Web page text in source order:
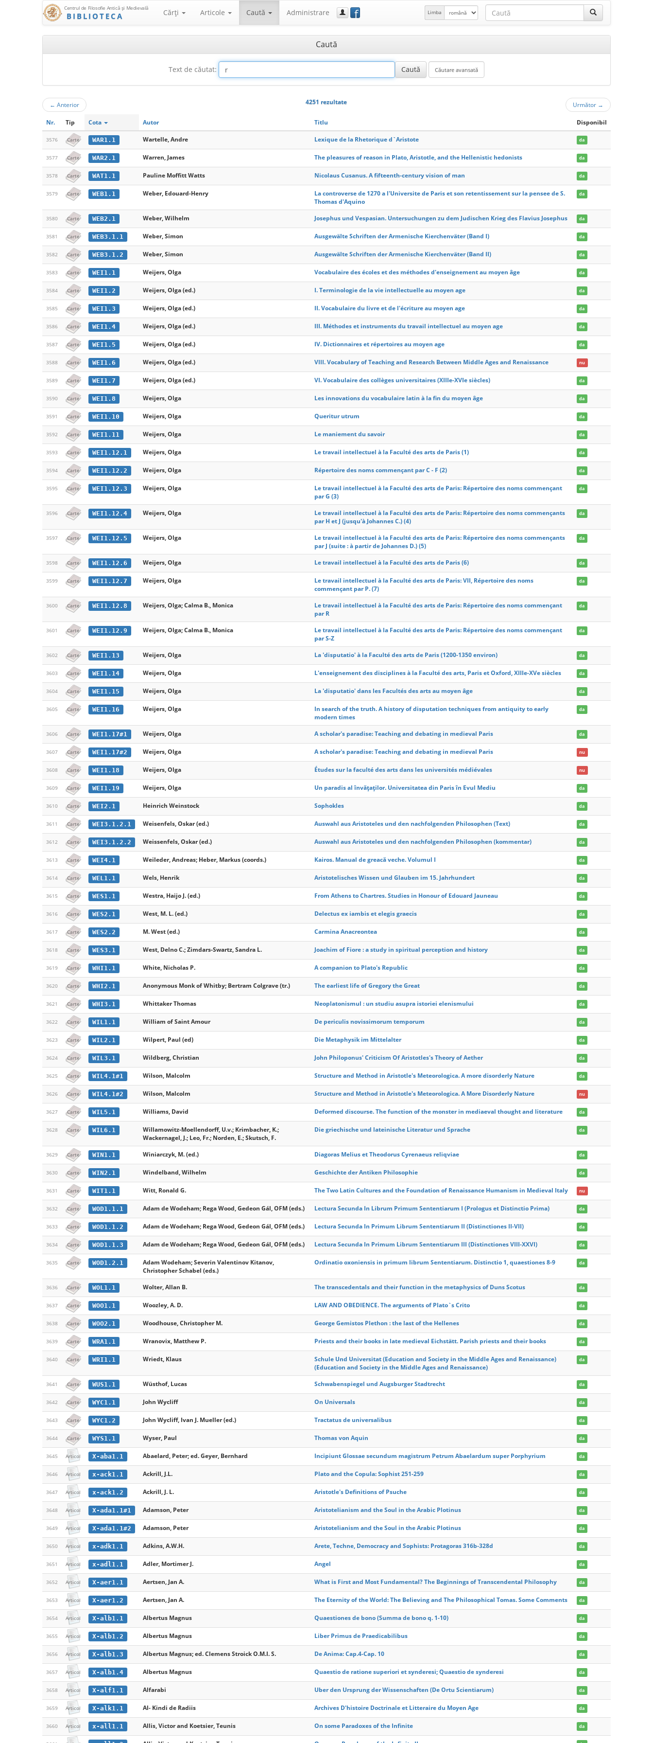
Centrul de Filosofie Antică şi Medievală
BIBLIOTECA Cărţi Articole Caută Administrare f Limba
Caută
Text de căutat:
← Anterior 4251 rezultate Următor →
Nr. Tip Cota Autor Titlu Disponibil
3576 Carte WAR1.1 Wartelle, Andre Lexique de la Rhetorique d`Aristote da
3577 Carte WAR2.1 Warren, James The pleasures of reason in Plato, Aristotle, and the Hellenistic hedonists da
3578 Carte WAT1.1 Pauline Moffitt Watts Nicolaus Cusanus. A fifteenth-century vision of man da
3579 Carte WEB1.1 Weber, Edouard-Henry
La controverse de 1270 a l'Universite de Paris et son retentissement sur la pensee de S.
Thomas d'Aquino
da
3580 Carte WEB2.1 Weber, Wilhelm Josephus und Vespasian. Untersuchungen zu dem Judischen Krieg des Flavius Josephus da
3581 Carte WEB3.1.1 Weber, Simon Ausgewälte Schriften der Armenische Kierchenväter (Band I) da
3582 Carte WEB3.1.2 Weber, Simon Ausgewälte Schriften der Armenische Kierchenväter (Band II) da
3583 Carte WEI1.1 Weijers, Olga Vocabulaire des écoles et des méthodes d'enseignement au moyen âge da
3584 Carte WEI1.2 Weijers, Olga (ed.) I. Terminologie de la vie intellectuelle au moyen age da
3585 Carte WEI1.3 Weijers, Olga (ed.) II. Vocabulaire du livre et de l'écriture au moyen age da
3586 Carte WEI1.4 Weijers, Olga (ed.) III. Méthodes et instruments du travail intellectuel au moyen age da
3587 Carte WEI1.5 Weijers, Olga (ed.) IV. Dictionnaires et répertoires au moyen age da
3588 Carte WEI1.6 Weijers, Olga (ed.) VIII. Vocabulary of Teaching and Research Between Middle Ages and Renaissance nu
3589 Carte WEI1.7 Weijers, Olga (ed.) VI. Vocabulaire des collèges universitaires (XIIIe-XVIe siècles) da
3590 Carte WEI1.8 Weijers, Olga Les innovations du vocabulaire latin à la fin du moyen âge da
3591 Carte WEI1.10 Weijers, Olga Queritur utrum da
3592 Carte WEI1.11 Weijers, Olga Le maniement du savoir da
3593 Carte WEI1.12.1 Weijers, Olga Le travail intellectuel à la Faculté des arts de Paris (1) da
3594 Carte WEI1.12.2 Weijers, Olga Répertoire des noms commençant par C - F (2) da
3595 Carte WEI1.12.3 Weijers, Olga
Le travail intellectuel à la Faculté des arts de Paris: Répertoire des noms commençant
par G (3)
da
3596 Carte WEI1.12.4 Weijers, Olga
Le travail intellectuel à la Faculté des arts de Paris: Répertoire des noms commençants
par H et J (jusqu'à Johannes C.) (4)
da
3597 Carte WEI1.12.5 Weijers, Olga
Le travail intellectuel à la Faculté des arts de Paris: Répertoire des noms commençants
par J (suite : à partir de Johannes D.) (5)
da
3598 Carte WEI1.12.6 Weijers, Olga Le travail intellectuel à la Faculté des arts de Paris (6) da
3599 Carte WEI1.12.7 Weijers, Olga
Le travail intellectuel à la Faculté des arts de Paris: VII, Répertoire des noms
commençant par P. (7)
da
3600 Carte WEI1.12.8 Weijers, Olga; Calma B., Monica
Le travail intellectuel à la Faculté des arts de Paris: Répertoire des noms commençant
par R
da
3601 Carte WEI1.12.9 Weijers, Olga; Calma B., Monica
Le travail intellectuel à la Faculté des arts de Paris: Répertoire des noms commençant
par S-Z
da
3602 Carte WEI1.13 Weijers, Olga La 'disputatio' à la Faculté des arts de Paris (1200-1350 environ) da
3603 Carte WEI1.14 Weijers, Olga L'enseignement des disciplines à la Faculté des arts, Paris et Oxford, XIIIe-XVe siècles da
3604 Carte WEI1.15 Weijers, Olga La 'disputatio' dans les Facultés des arts au moyen âge da
3605 Carte WEI1.16 Weijers, Olga
In search of the truth. A history of disputation techniques from antiquity to early
modern times
da
3606 Carte WEI1.17#1 Weijers, Olga A scholar's paradise: Teaching and debating in medieval Paris da
3607 Carte WEI1.17#2 Weijers, Olga A scholar's paradise: Teaching and debating in medieval Paris nu
3608 Carte WEI1.18 Weijers, Olga Études sur la faculté des arts dans les universités médiévales nu
3609 Carte WEI1.19 Weijers, Olga Un paradis al învățaților. Universitatea din Paris în Evul Mediu da
3610 Carte WEI2.1 Heinrich Weinstock Sophokles da
3611 Carte WEI3.1.2.1 Weisenfels, Oskar (ed.) Auswahl aus Aristoteles und den nachfolgenden Philosophen (Text) da
3612 Carte WEI3.1.2.2 Weissenfels, Oskar (ed.) Auswahl aus Aristoteles und den nachfolgenden Philosophen (kommentar) da
3613 Carte WEI4.1 Weileder, Andreas; Heber, Markus (coords.) Kairos. Manual de greacă veche. Volumul I da
3614 Carte WEL1.1 Wels, Henrik Aristotelisches Wissen und Glauben im 15. Jahrhundert da
3615 Carte WES1.1 Westra, Haijo J. (ed.) From Athens to Chartres. Studies in Honour of Edouard Jauneau da
3616 Carte WES2.1 West, M. L. (ed.) Delectus ex iambis et elegis graecis da
3617 Carte WES2.2 M. West (ed.) Carmina Anacreontea da
3618 Carte WES3.1 West, Delno C.; Zimdars-Swartz, Sandra L. Joachim of Fiore : a study in spiritual perception and history da
3619 Carte WHI1.1 White, Nicholas P. A companion to Plato's Republic da
3620 Carte WHI2.1 Anonymous Monk of Whitby; Bertram Colgrave (tr.) The earliest life of Gregory the Great da
3621 Carte WHI3.1 Whittaker Thomas Neoplatonismul : un studiu asupra istoriei elenismului da
3622 Carte WIL1.1 William of Saint Amour De periculis novissimorum temporum da
3623 Carte WIL2.1 Wilpert, Paul (ed) Die Metaphysik im Mittelalter da
3624 Carte WIL3.1 Wildberg, Christian John Philoponus' Criticism Of Aristotles's Theory of Aether da
3625 Carte WIL4.1#1 Wilson, Malcolm Structure and Method in Aristotle's Meteorologica. A more disorderly Nature da
3626 Carte WIL4.1#2 Wilson, Malcolm Structure and Method in Aristotle's Meteorologica. A More Disorderly Nature nu
3627 Carte WIL5.1 Williams, David Deformed discourse. The function of the monster in mediaeval thought and literature da
3628 Carte WIL6.1
Willamowitz-Moellendorff, U.v.; Krimbacher, K.;
Wackernagel, J.; Leo, Fr.; Norden, E.; Skutsch, F.
Die griechische und lateinische Literatur und Sprache da
3629 Carte WIN1.1 Winiarczyk, M. (ed.) Diagoras Melius et Theodorus Cyrenaeus reliqviae da
3630 Carte WIN2.1 Windelband, Wilhelm Geschichte der Antiken Philosophie da
3631 Carte WIT1.1 Witt, Ronald G. The Two Latin Cultures and the Foundation of Renaissance Humanism in Medieval Italy nu
3632 Carte WOD1.1.1 Adam de Wodeham; Rega Wood, Gedeon Gál, OFM (eds.) Lectura Secunda In Librum Primum Sententiarum I (Prologus et Distinctio Prima) da
3633 Carte WOD1.1.2 Adam de Wodeham; Rega Wood, Gedeon Gál, OFM (eds.) Lectura Secunda In Primum Librum Sententiarum II (Distinctiones II-VII) da
3634 Carte WOD1.1.3 Adam de Wodeham; Rega Wood, Gedeon Gál, OFM (eds.) Lectura Secunda In Primum Librum Sententiarum III (Distinctiones VIII-XXVI) da
3635 Carte WOD1.2.1
Adam Wodeham; Severin Valentinov Kitanov,
Christopher Schabel (eds.)
Ordinatio oxoniensis in primum librum Sententiarum. Distinctio 1, quaestiones 8-9 da
3636 Carte WOL1.1 Wolter, Allan B. The transcedentals and their function in the metaphysics of Duns Scotus da
3637 Carte WOO1.1 Woozley, A. D. LAW AND OBEDIENCE. The arguments of Plato`s Crito da
3638 Carte WOO2.1 Woodhouse, Christopher M. George Gemistos Plethon : the last of the Hellenes da
3639 Carte WRA1.1 Wranovix, Matthew P. Priests and their books in late medieval Eichstätt. Parish priests and their books da
3640 Carte WRI1.1 Wriedt, Klaus
Schule Und Universitat (Education and Society in the Middle Ages and Renaissance)
(Education and Society in the Middle Ages and Renaissance)
da
3641 Carte WUS1.1 Wüsthof, Lucas Schwabenspiegel und Augsburger Stadtrecht da
3642 Carte WYC1.1 John Wycliff On Universals da
3643 Carte WYC1.2 John Wycliff, Ivan J. Mueller (ed.) Tractatus de universalibus da
3644 Carte WYS1.1 Wyser, Paul Thomas von Aquin da
3645 Articol X-aba1.1 Abaelard, Peter; ed. Geyer, Bernhard Incipiunt Glossae secundum magistrum Petrum Abaelardum super Porphyrium da
3646 Articol x-ack1.1 Ackrill, J.L. Plato and the Copula: Sophist 251-259 da
3647 Articol x-ack1.2 Ackrill, J. L. Aristotle's Definitions of Psuche da
3648 Articol X-ada1.1#1 Adamson, Peter Aristotelianism and the Soul in the Arabic Plotinus da
3649 Articol X-ada1.1#2 Adamson, Peter Aristotelianism and the Soul in the Arabic Plotinus da
3650 Articol x-adk1.1 Adkins, A.W.H. Arete, Techne, Democracy and Sophists: Protagoras 316b-328d da
3651 Articol x-adl1.1 Adler, Mortimer J. Angel da
3652 Articol X-aer1.1 Aertsen, Jan A. What is First and Most Fundamental? The Beginnings of Transcendental Philosophy da
3653 Articol X-aer1.2 Aertsen, Jan A. The Eternity of the World: The Believing and The Philosophical Tomas. Some Comments da
3654 Articol X-alb1.1 Albertus Magnus Quaestiones de bono (Summa de bono q. 1-10) da
3655 Articol X-alb1.2 Albertus Magnus Liber Primus de Praedicabilibus da
3656 Articol X-alb1.3 Albertus Magnus; ed. Clemens Stroick O.M.I. S. De Anima: Cap.4-Cap. 10 da
3657 Articol X-alb1.4 Albertus Magnus Quaestio de ratione superiori et synderesi; Quaestio de synderesi da
3658 Articol X-alf1.1 Alfarabi Uber den Ursprung der Wissenschaften (De Ortu Scientiarum) da
3659 Articol X-alk1.1 Al- Kindi de Radiis Archives D'histoire Doctrinale et Litteraire du Moyen Age da
3660 Articol x-all1.1 Allis, Victor and Koetsier, Teunis On some Paradoxes of the Infinite da